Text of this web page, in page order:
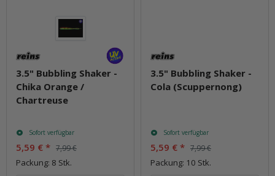
3.5" Bubbling Shaker -
Chika Orange /
Chartreuse
Sofort verfügbar
5,59 € * 7,99 €
Packung: 8 Stk.
3.5" Bubbling Shaker -
Cola (Scuppernong)
Sofort verfügbar
5,59 € * 7,99 €
Packung: 10 Stk.